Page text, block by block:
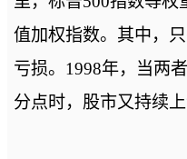
值加权指数。其中，
亏损。1998年，当两
分点时，股市又持续上